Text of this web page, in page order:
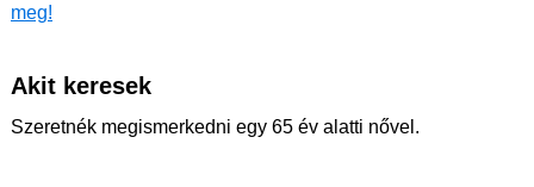
meg!
Akit keresek
Szeretnék megismerkedni egy 65 év alatti nővel.